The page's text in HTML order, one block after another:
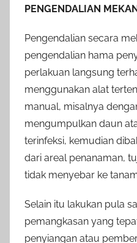
PENGENDALIAN
Pengendalian secara
pengendalian hama
perlakuan langsung
menggunakan alat
manual, misalnya
mengumpulkan daun
terinfeksi, kemudian
dari areal penanaman,
tidak menyebar ke
Selain itu lakukan pula
pemangkasan yang
penyiangan atau